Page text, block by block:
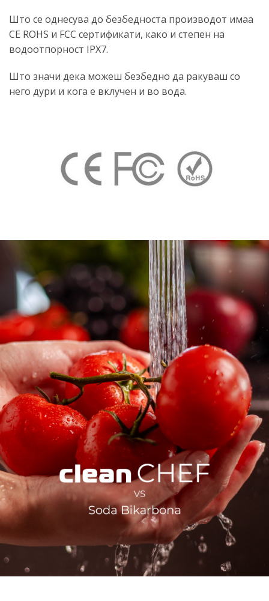
Што се однесува до безбедноста производот имаа
CE ROHS и FCC сертификати, како и степен на
водоотпорност IPX7.
Што значи дека можеш безбедно да ракуваш со
него дури и кога е вклучен и во вода.